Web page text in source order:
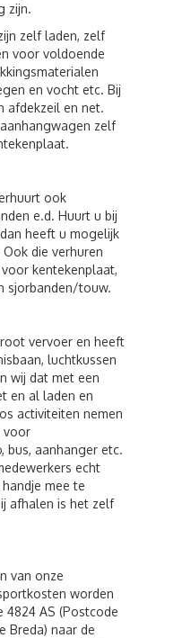
zijn.
zelf laden, zelf
voor voldoende
en vocht etc. Bij
afdekzeil en net.
zelf
ook
e.d. Huurt u bij
heeft u mogelijk
die verhuren
kentekenplaat,
sjorbanden/touw.
vervoer en heeft
luchtkussen
wij dat met een
en al laden en
activiteiten nemen
voor
bus, aanhanger etc.
echt
mee te
afhalen is het zelf
van onze
worden
4824 AS (Postcode
Breda) naar de